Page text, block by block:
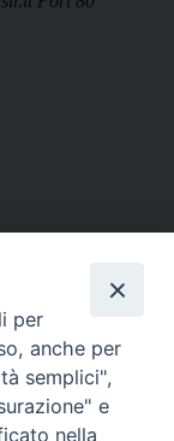
- 13:00
per
anche per
semplici",
e
nella